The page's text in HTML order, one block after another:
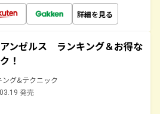
詳細を見る
ンゼルス ランキング＆お得な
！
ング&テクニック
発売